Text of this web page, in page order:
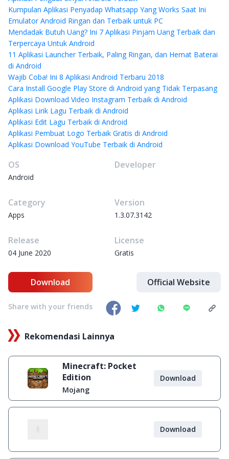
Kumpulan Aplikasi Penyadap Whatsapp Yang Works Saat Ini
Emulator Android Ringan dan Terbaik untuk PC
Mendadak Butuh Uang? Ini 7 Aplikasi Pinjam Uang Terbaik dan
Terpercaya Untuk Android
11 Aplikasi Launcher Terbaik, Paling Ringan, dan Hemat Baterai
di Android
Wajib Coba! Ini 8 Aplikasi Android Terbaru 2018
Cara Install Google Play Store di Android yang Tidak Terpasang
Aplikasi Download Video Instagram Terbaik di Android
Aplikasi Lirik Lagu Terbaik di Android
Aplikasi Edit Lagu Terbaik di Android
Aplikasi Pembuat Logo Terbaik Gratis di Android
Aplikasi Download YouTube Terbaik di Android
OS
Android
Developer
Category
Apps
Version
1.3.07.3142
Release
04 June 2020
License
Gratis
Download Official Website
Share with your friends
Rekomendasi Lainnya
Minecraft: Pocket
Edition
Mojang
Download
Download